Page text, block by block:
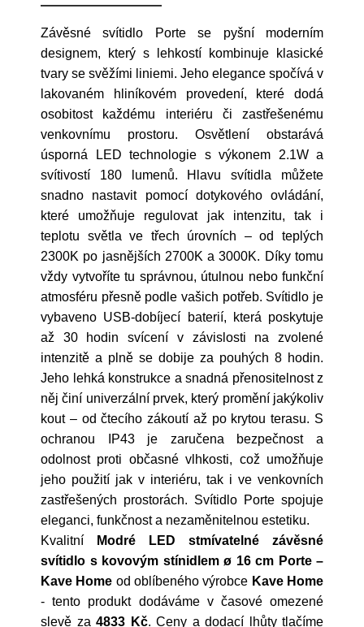
Závěsné svítidlo Porte se pyšní moderním
designem, který s lehkostí kombinuje klasické
tvary se svěžími liniemi. Jeho elegance spočívá v
lakovaném hliníkovém provedení, které dodá
osobitost každému interiéru či zastřešenému
venkovnímu prostoru. Osvětlení obstarává
úsporná LED technologie s výkonem 2.1W a
svítivostí 180 lumenů. Hlavu svítidla můžete
snadno nastavit pomocí dotykového ovládání,
které umožňuje regulovat jak intenzitu, tak i
teplotu světla ve třech úrovních – od teplých
2300K po jasnějších 2700K a 3000K. Díky tomu
vždy vytvoříte tu správnou, útulnou nebo funkční
atmosféru přesně podle vašich potřeb. Svítidlo je
vybaveno USB-dobíjecí baterií, která poskytuje
až 30 hodin svícení v závislosti na zvolené
intenzitě a plně se dobije za pouhých 8 hodin.
Jeho lehká konstrukce a snadná přenositelnost z
něj činí univerzální prvek, který promění jakýkoliv
kout – od čtecího zákoutí až po krytou terasu. S
ochranou IP43 je zaručena bezpečnost a
odolnost proti občasné vlhkosti, což umožňuje
jeho použití jak v interiéru, tak i ve venkovních
zastřešených prostorách. Svítidlo Porte spojuje
eleganci, funkčnost a nezaměnitelnou estetiku.
Kvalitní
Modré LED stmívatelné závěsné
svítidlo s kovovým stínidlem ø 16 cm Porte –
Kave Home od oblíbeného výrobce Kave Home
- tento produkt dodáváme v časové omezené
slevě za 4833 Kč. Ceny a dodací lhůty tlačíme